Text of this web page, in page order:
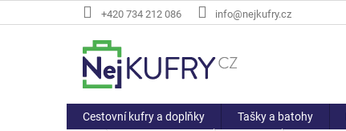
na
+420 734 212 086 info@nejkufry.cz
Cestovní kufry a doplňky Tašky a batohy